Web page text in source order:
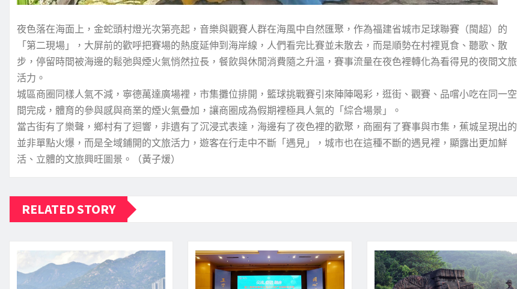
夜色落在海面上，金蛇頭村燈光次第亮起，音樂與觀賽人群在海風中自然匯聚，作為福建省城市足球聯賽（閩超）的
「第二現場」，大屏前的歡呼把賽場的熱度延伸到海岸線，人們看完比賽並未散去，而是順勢在村裡覓食、聽歌、散
步，停留時間被海邊的鬆弛與煙火氣悄然拉長，餐飲與休閒消費隨之升溫，賽事流量在夜色裡轉化為看得見的夜間文旅
活力。
城區商圈同樣人氣不減，寧德萬達廣場裡，市集攤位排開，籃球挑戰賽引來陣陣喝彩，逛街、觀賽、品嚐小吃在同一空
間完成，體育的參與感與商業的煙火氣疊加，讓商圈成為假期裡極具人氣的「綜合場景」。
當古街有了樂聲，鄉村有了迴響，非遺有了沉浸式表達，海邊有了夜色裡的歡聚，商圈有了賽事與市集，蕉城呈現出的
並非單點火爆，而是全域鋪開的文旅活力，遊客在行走中不斷「遇見」，城市也在這種不斷的遇見裡，顯露出更加鮮
活、立體的文旅興旺圖景。（黃子煖）
RELATED STORY